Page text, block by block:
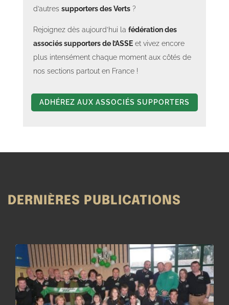
d’autres supporters des Verts ?
Rejoignez dès aujourd’hui la fédération des
associés supporters de l’ASSE et vivez encore
plus intensément chaque moment aux côtés de
nos sections partout en France !
ADHÉREZ AUX ASSOCIÉS SUPPORTERS
DERNIÈRES PUBLICATIONS